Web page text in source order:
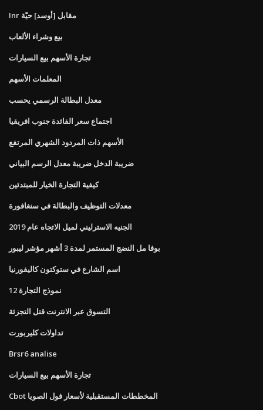
Inr مقابل [أوسد] حيّة
بيع وشراء الألعاب
تجارة الأسهم بيع السيارات
المعلمات الأسهم
معدل البطالة الرسمي يحسب
اجتماع سعر الفائدة جنوب افريقيا
الأسهم ذات المردود الشهري المرتفع
ضريبة الدخل ضريبة معدل الرسم البياني
كيفية التجارة الخيار للمبتدئين
معدلات التوظيف والبطالة في سنغافورة
الجنيه الاسترليني لميل الاتجاه عام 2019
بوفا مل النضج المستمر لمدة 3 أشهر مؤشر ليبور
اسم الشارع في ستوكتون كاليفورنيا
نموذج التجارة 12
التسوق عبر الانترنت قتل التجزئة
تداولات كليربورت
Brsr6 analise
تجارة الأسهم بيع السيارات
Cbot المخططات المستقبلية لأسعار فول الصويا